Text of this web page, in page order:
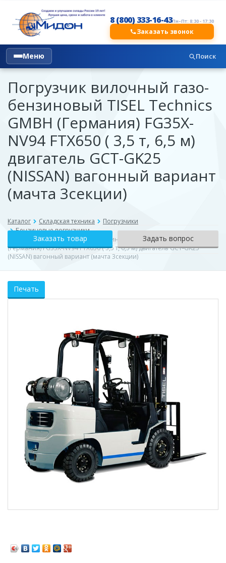
8 (800) 333-16-43Пн–Пт: 8:30 - 17:30
Заказать звонок
Меню Поиск
Погрузчик вилочный газо-
бензиновый TISEL Technics
GMBH (Германия) FG35X-
NV94 FTX650 ( 3,5 т, 6,5 м)
двигатель GCT-GK25
(NISSAN) вагонный вариант
(мачта 3секции)
Каталог Складская техника
Погрузчики
Бензиновые погрузчики
Погрузчик вилочный газо-бензиновый TISEL Technics GMBH
(Германия) FG35X-NV94 FTX650 ( 3,5 т, 6,5 м) двигатель GCT-GK25
(NISSAN) вагонный вариант (мачта 3секции)
Заказать товар Задать вопрос
Печать